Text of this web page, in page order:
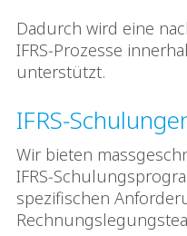
Dadurch wird eine
IFRS‑Prozesse
unterstützt.
Wir bieten
spezifischen